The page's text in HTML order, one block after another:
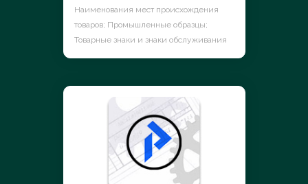
Наименования мест происхождения
товаров; Промышленные образцы;
Товарные знаки и знаки обслуживания